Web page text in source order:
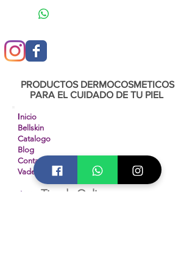
PRODUCTOS DERMOCOSMETICOS
PARA EL CUIDADO DE TU PIEL
nicio
Bellskin
Catalogo
Blog
Contacto
Vademecum
Tienda Online